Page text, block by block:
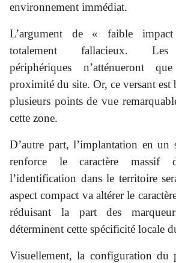
environnement immédiat.
L’argument de « faible
totalement fallacieux. Les
périphériques n’atténueront
proximité du site. Or, ce versant
plusieurs points de vue
cette zone.
D’autre part, l’implantation en un
renforce le caractère massif
l’identification dans le territoire
aspect compact va altérer le
réduisant la part des
déterminent cette spécificité locale
Visuellement, la configuration du